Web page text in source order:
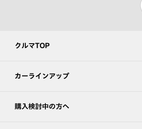
クルマTOP
カーラインアップ
購入検討中の方へ